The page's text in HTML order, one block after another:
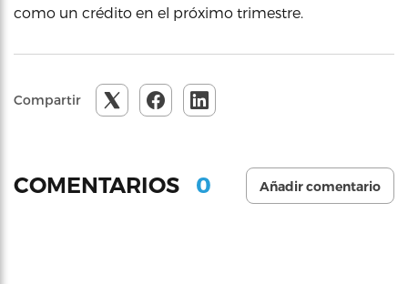
como un crédito en el próximo trimestre.
Compartir
COMENTARIOS 0 Añadir comentario